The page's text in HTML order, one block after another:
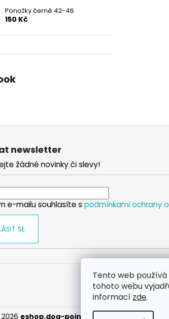
Tento web
tohoto webu
informací zde.
Ponožky černé 42-46
150 Kč
newsletter
žádné novinky či slevy!
e-mailu souhlasíte s podmínkami ochrany
SE
eshop.dog-point . Všechna práva